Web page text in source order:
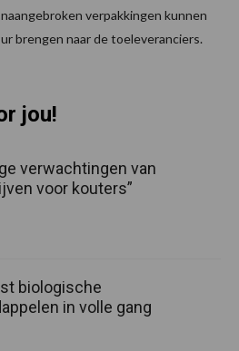
verpakkingen kunnen
brengen naar de toeleveranciers.
jou!
verwachtingen van
voor kouters”
biologische
in volle gang